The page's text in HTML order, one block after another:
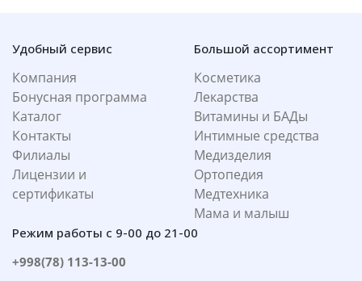
Удобный сервис
Компания
Бонусная программа
Каталог
Контакты
Филиалы
Лицензии и
сертификаты
Большой ассортимент
Косметика
Лекарства
Витамины и БАДы
Интимные средства
Медизделия
Ортопедия
Медтехника
Мама и малыш
Режим работы с 9-00 до 21-00
+998(78) 113-13-00